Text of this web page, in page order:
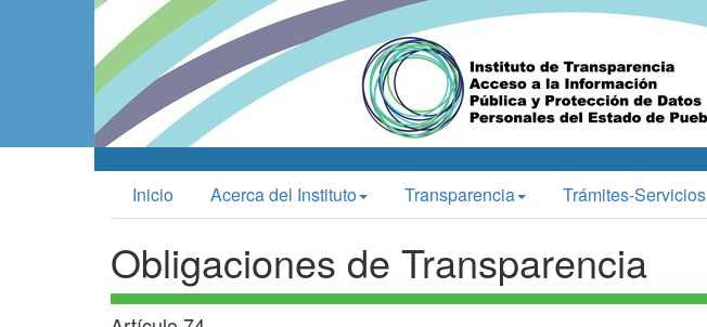
Inicio Acerca del Instituto Transparencia Trámites-Servicios
Obligaciones de Transparencia